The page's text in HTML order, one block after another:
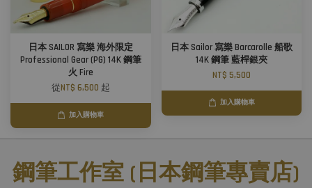
日本 SAILOR 寫樂 海外限定
Professional Gear (PG) 14K 鋼筆
火 Fire
從NT$ 6,500 起
加入購物車
日本 Sailor 寫樂 Barcarolle 船歌
14K 鋼筆 藍桿銀夾
NT$ 5,500
加入購物車
鋼筆工作室 (日本鋼筆專賣店)